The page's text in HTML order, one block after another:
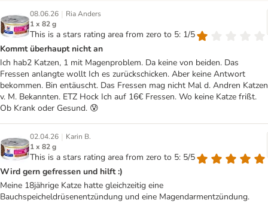
08.06.26 | Ria Anders
1 x 82 g
This is a stars rating area from zero to 5: 1/5
Kommt überhaupt nicht an
Ich hab2 Katzen, 1 mit Magenproblem. Da keine von beiden. Das
Fressen anlangte wollt Ich es zurückschicken. Aber keine Antwort
bekommen. Bin entäuscht. Das Fressen mag nicht Mal d. Andren Katzen
v. M. Bekannten. ETZ Hock Ich auf 16€ Fressen. Wo keine Katze frißt.
Ob Krank oder Gesund. 😰
02.04.26 | Karin B.
1 x 82 g
This is a stars rating area from zero to 5: 5/5
Wird gern gefressen und hilft :)
Meine 18jährige Katze hatte gleichzeitig eine
Bauchspeicheldrüsenentzündung und eine Magendarmentzündung.